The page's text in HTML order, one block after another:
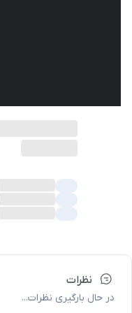
نظرات
در حال بارگیری نظرات...